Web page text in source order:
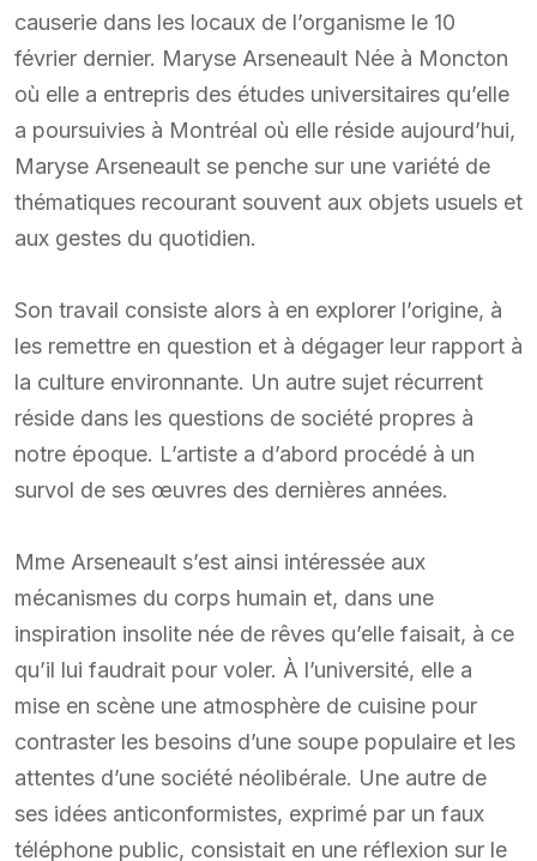
causerie dans les locaux de l’organisme le 10
février dernier. Maryse Arseneault Née à Moncton
où elle a entrepris des études universitaires qu’elle
a poursuivies à Montréal où elle réside aujourd’hui,
Maryse Arseneault se penche sur une variété de
thématiques recourant souvent aux objets usuels et
aux gestes du quotidien.
Son travail consiste alors à en explorer l’origine, à
les remettre en question et à dégager leur rapport à
la culture environnante. Un autre sujet récurrent
réside dans les questions de société propres à
notre époque. L’artiste a d’abord procédé à un
survol de ses œuvres des dernières années.
Mme Arseneault s’est ainsi intéressée aux
mécanismes du corps humain et, dans une
inspiration insolite née de rêves qu’elle faisait, à ce
qu’il lui faudrait pour voler. À l’université, elle a
mise en scène une atmosphère de cuisine pour
contraster les besoins d’une soupe populaire et les
attentes d’une société néolibérale. Une autre de
ses idées anticonformistes, exprimé par un faux
téléphone public, consistait en une réflexion sur le